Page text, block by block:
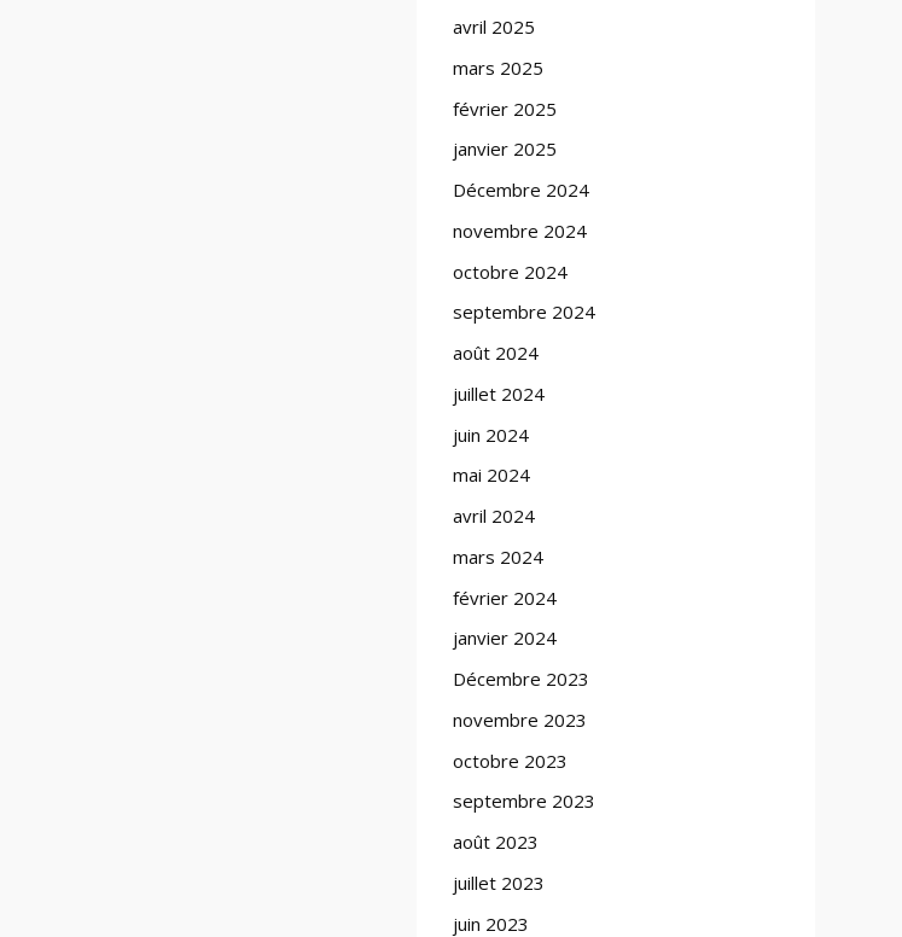
avril 2025
mars 2025
février 2025
janvier 2025
Décembre 2024
novembre 2024
octobre 2024
septembre 2024
août 2024
juillet 2024
juin 2024
mai 2024
avril 2024
mars 2024
février 2024
janvier 2024
Décembre 2023
novembre 2023
octobre 2023
septembre 2023
août 2023
juillet 2023
juin 2023